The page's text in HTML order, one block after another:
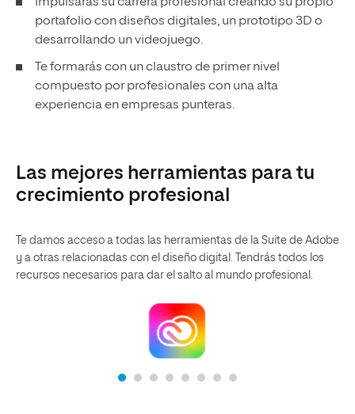
portafolio con diseños digitales, un prototipo 3D o
desarrollando un videojuego.
Te formarás con un claustro de primer nivel
compuesto por profesionales con una alta
experiencia en empresas punteras.
Las mejores herramientas para tu
crecimiento profesional
Te damos acceso a todas las herramientas de la Suite de Adobe
y a otras relacionadas con el diseño digital. Tendrás todos los
recursos necesarios para dar el salto al mundo profesional.